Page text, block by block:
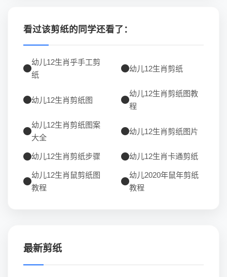
看过该剪纸的同学还看了：
幼儿12生肖乎手工剪
纸
幼儿12生肖剪纸
幼儿12生肖剪纸图
幼儿12生肖剪纸图教
程
幼儿12生肖剪纸图案
大全
幼儿12生肖剪纸图片
幼儿12生肖剪纸步骤 幼儿12生肖卡通剪纸
幼儿12生肖鼠剪纸图
教程
幼儿2020年鼠年剪纸
教程
最新剪纸